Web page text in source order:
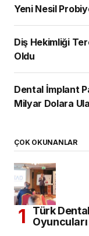
Yeni Nesil
Diş Hekimliği Tercih
Oldu
Dental İmplant
Milyar Dolara
ÇOK OKUNANLAR
Türk